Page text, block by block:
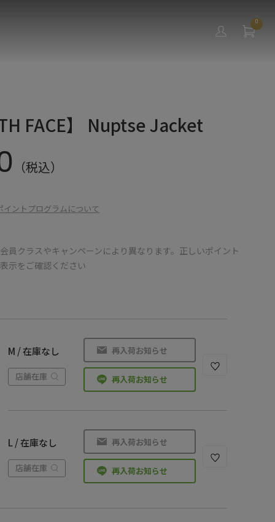
0
FACE】 Nuptse Jacket
（税込）
イントプログラムについて
員クラスやキャンペーンにより異なります。正しいポイント
示をご確認ください
M / 在庫なし
店舗在庫
再入荷お知らせ
再入荷お知らせ
L / 在庫なし
店舗在庫
再入荷お知らせ
再入荷お知らせ